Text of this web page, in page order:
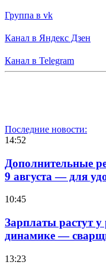
Группа в vk
Канал в Яндекс Дзен
Канал в Telegram
Последние новости:
14:52
Дополнительные
9 августа — для
10:45
Зарплаты растут
динамике —
13:23